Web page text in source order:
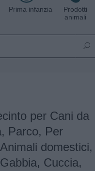
Prima infanzia
Prodotti
animali
per Cani da
Parco, Per
domestici,
Cuccia,